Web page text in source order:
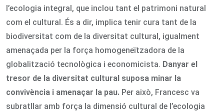
l’ecologia integral, que inclou tant el patrimoni natural
com el cultural. És a dir, implica tenir cura tant de la
biodiversitat com de la diversitat cultural, igualment
amenaçada per la força homogeneïtzadora de la
globalització tecnològica i economicista. Danyar el
tresor de la diversitat cultural suposa minar la
convivència i amenaçar la pau. Per això, Francesc va
subratllar amb força la dimensió cultural de l’ecologia